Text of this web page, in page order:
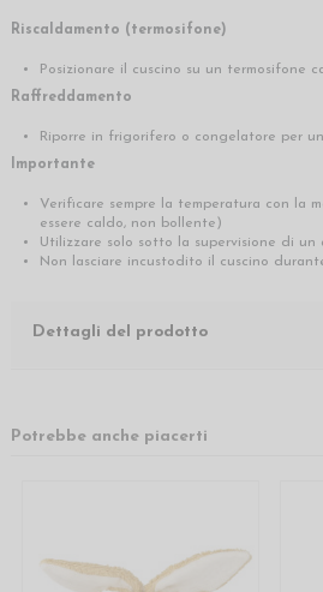
Riscaldamento (termosifone)
Posizionare il cuscino su un termosifone
Raffreddamento
Riporre in frigorifero o congelatore per
Importante
Verificare sempre la temperatura con la
essere caldo, non bollente)
Utilizzare solo sotto la supervisione di un
Non lasciare incustodito il cuscino
Dettagli del prodotto
Potrebbe anche piacerti